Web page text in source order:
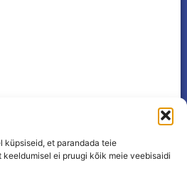
küpsiseid, et parandada teie
ei pruugi kõik meie veebisaidi